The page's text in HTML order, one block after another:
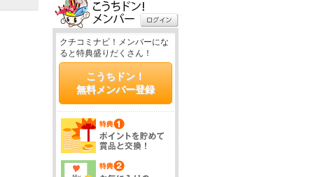
クチコミナビ！メンバーにな
ると特典盛りだくさん！
こうちドン！
無料メンバー登録